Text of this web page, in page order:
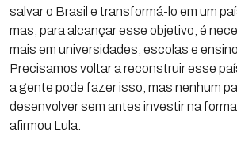
salvar o Brasil e transformá-lo em um
mas, para alcançar esse objetivo, é
mais em universidades, escolas e
Precisamos voltar a reconstruir esse
a gente pode fazer isso, mas nenhum
desenvolver sem antes investir na
afirmou Lula.